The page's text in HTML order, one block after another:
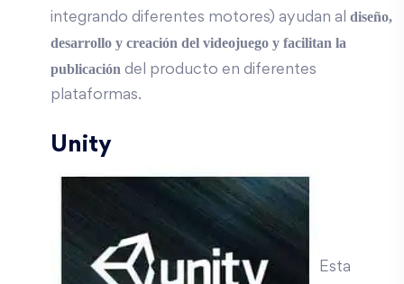
integrando diferentes motores) ayudan al diseño,
desarrollo y creación del videojuego y facilitan la
publicación del producto en diferentes
plataformas.
Unity
Esta